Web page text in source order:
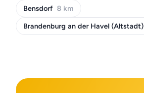
Bensdorf 8 km
Brandenburg an der Havel (Altstadt)